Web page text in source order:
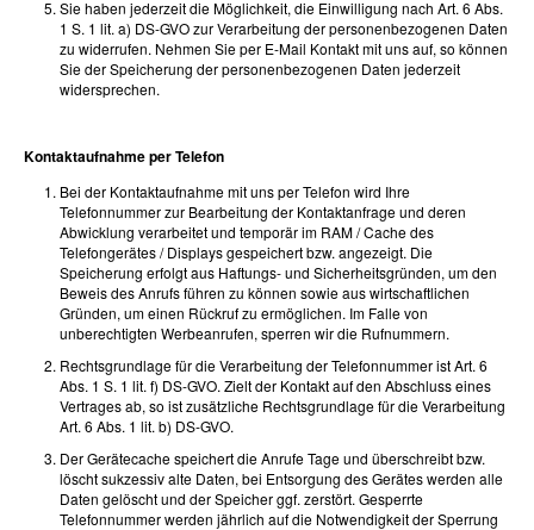
Sie haben jederzeit die Möglichkeit, die Einwilligung nach Art. 6 Abs.
1 S. 1 lit. a) DS-GVO zur Verarbeitung der personenbezogenen Daten
zu widerrufen. Nehmen Sie per E-Mail Kontakt mit uns auf, so können
Sie der Speicherung der personenbezogenen Daten jederzeit
widersprechen.
Kontaktaufnahme per Telefon
Bei der Kontaktaufnahme mit uns per Telefon wird Ihre
Telefonnummer zur Bearbeitung der Kontaktanfrage und deren
Abwicklung verarbeitet und temporär im RAM / Cache des
Telefongerätes / Displays gespeichert bzw. angezeigt. Die
Speicherung erfolgt aus Haftungs- und Sicherheitsgründen, um den
Beweis des Anrufs führen zu können sowie aus wirtschaftlichen
Gründen, um einen Rückruf zu ermöglichen. Im Falle von
unberechtigten Werbeanrufen, sperren wir die Rufnummern.
Rechtsgrundlage für die Verarbeitung der Telefonnummer ist Art. 6
Abs. 1 S. 1 lit. f) DS-GVO. Zielt der Kontakt auf den Abschluss eines
Vertrages ab, so ist zusätzliche Rechtsgrundlage für die Verarbeitung
Art. 6 Abs. 1 lit. b) DS-GVO.
Der Gerätecache speichert die Anrufe Tage und überschreibt bzw.
löscht sukzessiv alte Daten, bei Entsorgung des Gerätes werden alle
Daten gelöscht und der Speicher ggf. zerstört. Gesperrte
Telefonnummer werden jährlich auf die Notwendigkeit der Sperrung